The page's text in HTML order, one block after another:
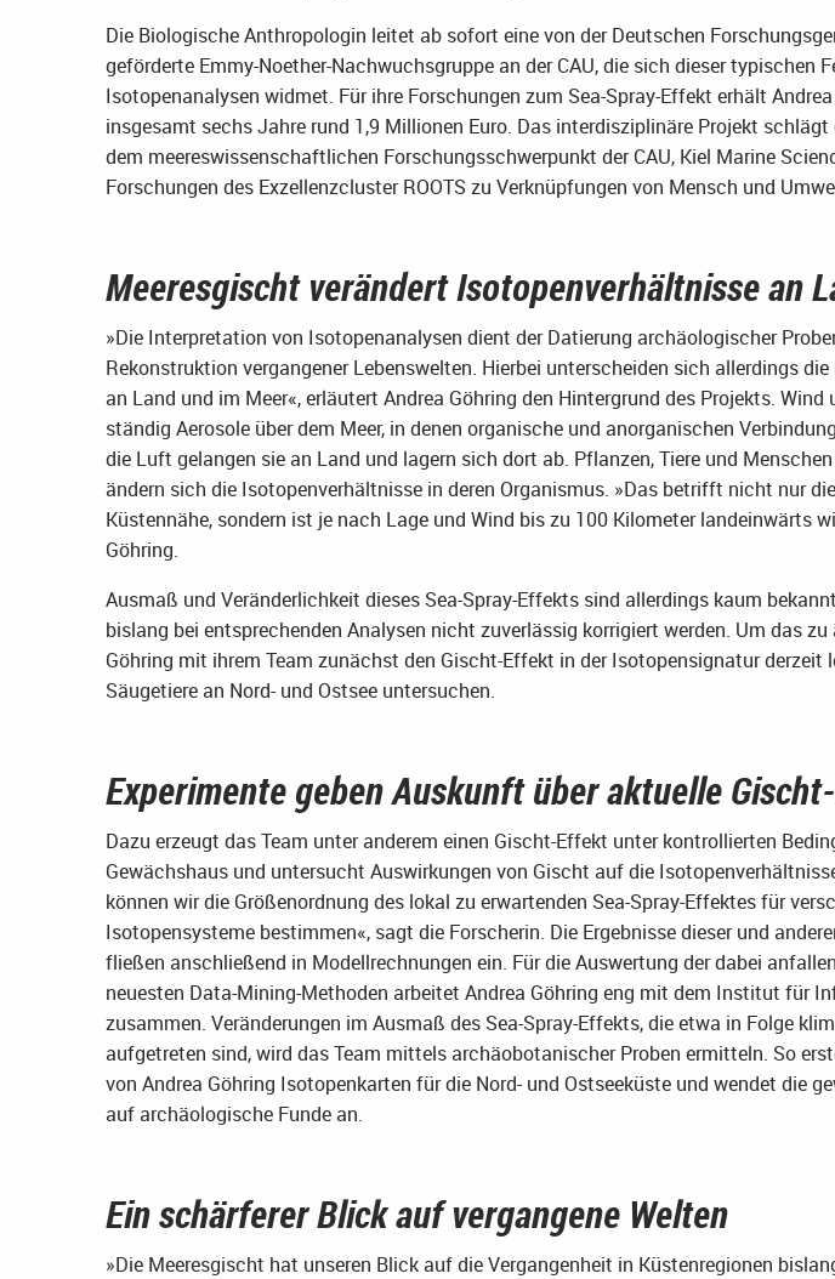
Die Biologische Anthropologin leitet ab sofort eine von der Deutschen
geförderte Emmy-Noether-Nachwuchsgruppe an der CAU, die sich dieser typischen
Isotopenanalysen widmet. Für ihre Forschungen zum Sea-Spray-Effekt erhält
insgesamt sechs Jahre rund 1,9 Millionen Euro. Das interdisziplinäre Projekt schlägt
dem meereswissenschaftlichen Forschungsschwerpunkt der CAU, Kiel Marine
Forschungen des Exzellenzcluster ROOTS zu Verknüpfungen von Mensch und
Meeresgischt verändert Isotopenverhältnisse an
»Die Interpretation von Isotopenanalysen dient der Datierung archäologischer
Rekonstruktion vergangener Lebenswelten. Hierbei unterscheiden sich allerdings
an Land und im Meer«, erläutert Andrea Göhring den Hintergrund des Projekts. Wind
ständig Aerosole über dem Meer, in denen organische und anorganischen
die Luft gelangen sie an Land und lagern sich dort ab. Pflanzen, Tiere und
ändern sich die Isotopenverhältnisse in deren Organismus. »Das betrifft nicht nur
Küstennähe, sondern ist je nach Lage und Wind bis zu 100 Kilometer landeinwärts
Göhring.
Ausmaß und Veränderlichkeit dieses Sea-Spray-Effekts sind allerdings kaum
bislang bei entsprechenden Analysen nicht zuverlässig korrigiert werden. Um das zu
Göhring mit ihrem Team zunächst den Gischt-Effekt in der Isotopensignatur derzeit
Säugetiere an Nord- und Ostsee untersuchen.
Experimente geben Auskunft über aktuelle
Dazu erzeugt das Team unter anderem einen Gischt-Effekt unter kontrollierten
Gewächshaus und untersucht Auswirkungen von Gischt auf die
können wir die Größenordnung des lokal zu erwartenden Sea-Spray-Effektes für
Isotopensysteme bestimmen«, sagt die Forscherin. Die Ergebnisse dieser und
fließen anschließend in Modellrechnungen ein. Für die Auswertung der dabei
neuesten Data-Mining-Methoden arbeitet Andrea Göhring eng mit dem Institut für
zusammen. Veränderungen im Ausmaß des Sea-Spray-Effekts, die etwa in Folge
aufgetreten sind, wird das Team mittels archäobotanischer Proben ermitteln. So
von Andrea Göhring Isotopenkarten für die Nord- und Ostseeküste und wendet die
auf archäologische Funde an.
Ein schärferer Blick auf vergangene Welten
»Die Meeresgischt hat unseren Blick auf die Vergangenheit in Küstenregionen